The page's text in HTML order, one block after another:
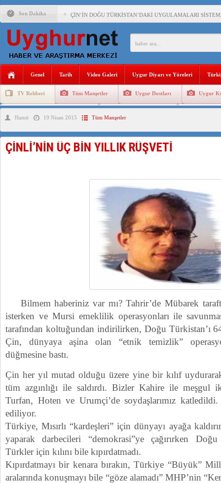
Son Dakika ÇİN’İN DOĞU TÜRKİSTAN’DAKİ UYGULAMALARI
DİYANET AKADEMİSİ BAŞKANI DOÇ.DR.KAAN : DOĞU
ÇİN’İN UYGUR POLİTİKALARINI ÖVEN DİYANET
MHP’DEN URUMÇİ KATLİAMI MESAJİ : 05.07.2009
İŞGALCİ ÇİN’DEN “FETİHLER SULTANI
SAADET PARTİSİ İLÇE BAŞKANI : TEMMUZ AYI,DOĞU
İŞGALCİ ÇİN,DOĞU TÜRKİSTAN’DA EN AZ 143 BİN
Genel Tarih Video Galeri Uygur Diyarı ve Yöreleri
TV Rehberi Tüm Manşetler Uygur Dostları Uygur
Uygurlarda Düğün ve Cenaze
Hamit 19 Nisan 2015 Tüm Manşetler
ÇİNLİ’NİN ÜÇ BİN YILLIK RÜŞVETİ
Bilmem haberiniz var mı? Tahrir’de Mübarek
isterken ve Mursi emeklilik operasyonları ile
tarafından koltuğundan indirilirken, Doğu Türkistan’ı
Çin, dünyaya aşina olan “etnik temizlik”
düğmesine bastı.
Çin her yıl mutad olduğu üzere yine bir kılıf uydurarak
tüm azgınlığı ile saldırdı. Bizler Kahire ile meşgul
Turfan, Hoten ve Urumçi’de soydaşlarımız
ediliyor.
Türkiye, Mısırlı “kardeşleri” için dünyayı ayağa
yaparak darbecileri “demokrasi”ye çağırırken
Türkler için kılını bile kıpırdatmadı.
Kıpırdatmayı bir kenara bırakın, Türkiye “Büyük”
aralarında konuşmayı bile “göze alamadı” MHP’nin